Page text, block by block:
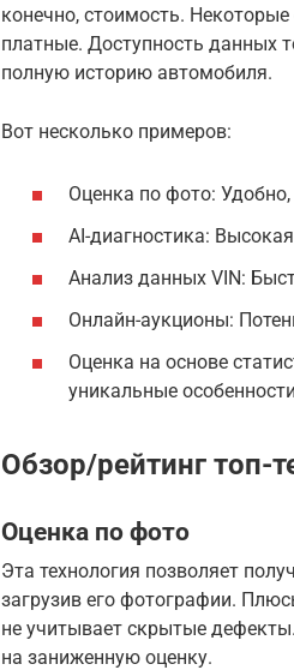
конечно, стоимость.
платные. Доступность данных
полную историю автомобиля.
Вот несколько примеров:
Оценка по фото:
AI-диагностика:
Анализ данных VIN:
Онлайн-аукционы:
Оценка на основе
уникальные
Обзор/рейтинг топ-
Оценка по фото
Эта технология позволяет
загрузив его фотографии.
не учитывает скрытые
на заниженную оценку.